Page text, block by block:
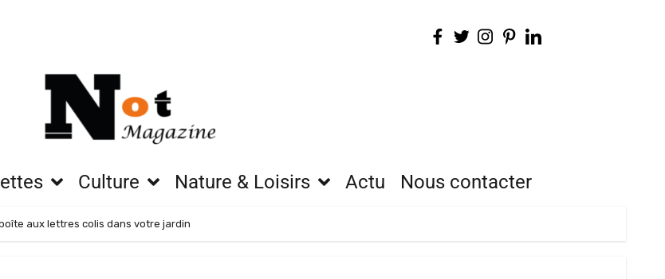
Culture Nature & Loisirs Actu Nous contacter
aux lettres colis dans votre jardin